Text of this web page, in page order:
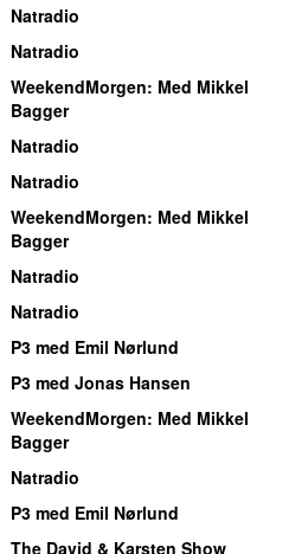
Natradio
Natradio
WeekendMorgen: Med Mikkel
Bagger
Natradio
Natradio
WeekendMorgen: Med Mikkel
Bagger
Natradio
Natradio
P3 med Emil Nørlund
P3 med Jonas Hansen
WeekendMorgen: Med Mikkel
Bagger
Natradio
P3 med Emil Nørlund
The David & Karsten Show